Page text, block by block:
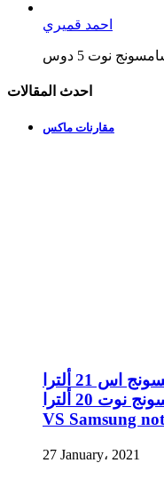
احمد قميري
احدث المقالات
مقارنات ماكس
إختبار سرعة : أيهما أسرع سامسونج اس 21 ألترا
أم سامسونج نوت 20 ألترا – Samsung S21 Ultra
VS Samsung
27 January، 2021